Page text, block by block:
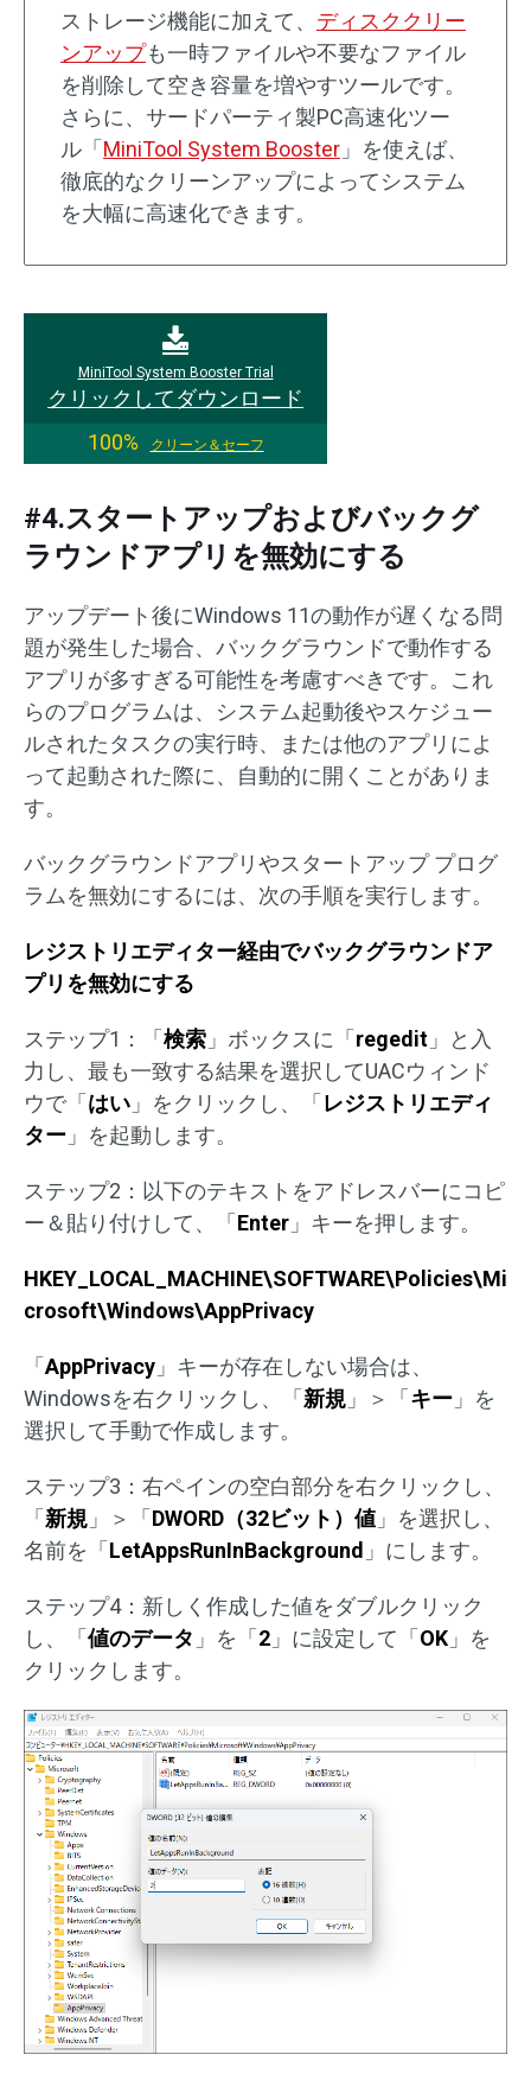
ストレージ機能に加えて、 ディスククリー
ンアップも一時ファイルや不要なファイル
を削除して空き容量を増やすツールです。
さらに、サードパーティ製PC高速化ツー
ル「 MiniTool System Booster 」を使えば、
徹底的なクリーンアップによってシステム
を大幅に高速化できます。
MiniTool System Booster Trial
クリックしてダウンロード
100%
クリーン＆セーフ
#4.スタートアップおよびバックグ
ラウンドアプリを無効にする
アップデート後にWindows 11の動作が遅くなる問
題が発生した場合、バックグラウンドで動作する
アプリが多すぎる可能性を考慮すべきです。これ
らのプログラムは、システム起動後やスケジュー
ルされたタスクの実行時、または他のアプリによ
って起動された際に、自動的に開くことがありま
す。
バックグラウンドアプリやスタートアップ プログ
ラムを無効にするには、次の手順を実行します。
レジストリエディター経由でバックグラウンドア
プリを無効にする
ステップ1：「 検索 」ボックスに「 regedit 」と入
力し、最も一致する結果を選択してUACウィンド
ウで「 はい 」をクリックし、「 レジストリエディ
ター 」を起動します。
ステップ2：以下のテキストをアドレスバーにコピ
ー＆貼り付けして、「 Enter 」キーを押します。
HKEY_LOCAL_MACHINE\SOFTWARE\Policies\Mi
crosoft\Windows\AppPrivacy
「AppPrivacy 」キーが存在しない場合は、
Windowsを右クリックし、「 新規 」＞「 キー 」を
選択して手動で作成します。
ステップ3：右ペインの空白部分を右クリックし、
「 新規 」＞「 DWORD（32ビット）値 」を選択し、
名前を「 LetAppsRunInBackground 」にします。
ステップ4：新しく作成した値をダブルクリック
し、「 値のデータ 」を「 2 」に設定して「 OK 」を
クリックします。